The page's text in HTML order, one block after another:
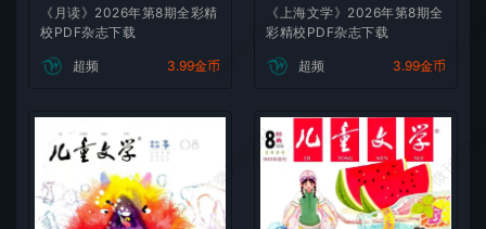
《月读》2026年第8期全彩精
校PDF杂志下载
超频 3.99金币
《上海文学》2026年第8期全
彩精校PDF杂志下载
超频 3.99金币
微刊杂志社
微刊杂
微刊杂志社
微刊杂